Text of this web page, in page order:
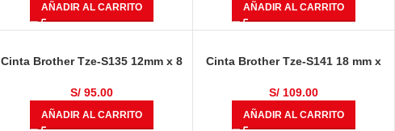
AÑADIR AL CARRITO AÑADIR AL CARRITO
Cinta Brother Tze-S135 12mm x 8
S/ 95.00
AÑADIR AL CARRITO
Cinta Brother Tze-S141 18 mm x
Transparente
S/ 109.00
AÑADIR AL CARRITO